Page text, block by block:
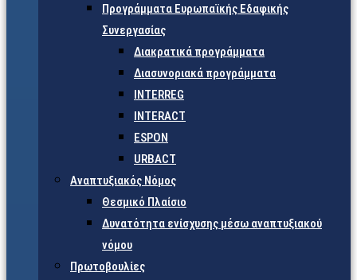
Προγράμματα Ευρωπαϊκής Εδαφικής
Συνεργασίας
Διακρατικά προγράμματα
Διασυνοριακά προγράμματα
INTERREG
INTERACT
ESPON
URBACT
Αναπτυξιακός Νόμος
Θεσμικό Πλαίσιο
Δυνατότητα ενίσχυσης μέσω αναπτυξιακού
νόμου
Πρωτοβουλίες